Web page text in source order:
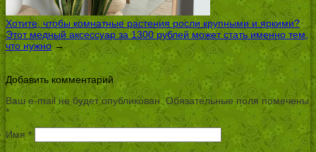
Хотите, чтобы комнатные растения росли крупными и яркими?
Этот медный аксессуар за 1300 рублей может стать именно тем,
что нужно→
Добавить комментарий
Ваш e-mail не будет опубликован.Обязательные поля помечены
*
Имя*